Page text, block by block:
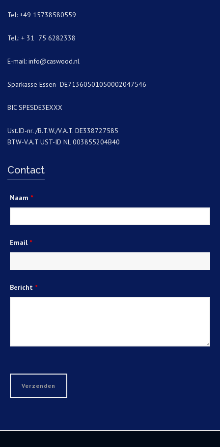
Tel: +49 15738580559
Tel.: + 31 75 6282338
E-mail: info@caswood.nl
Sparkasse Essen DE71360501050002047546
BIC SPESDE3EXXX
Ust.ID-nr. /B.T.W./V.A.T. DE338727585
BTW-V.A.T UST-ID NL 003855204B40
Contact
Naam *
Email *
Bericht *